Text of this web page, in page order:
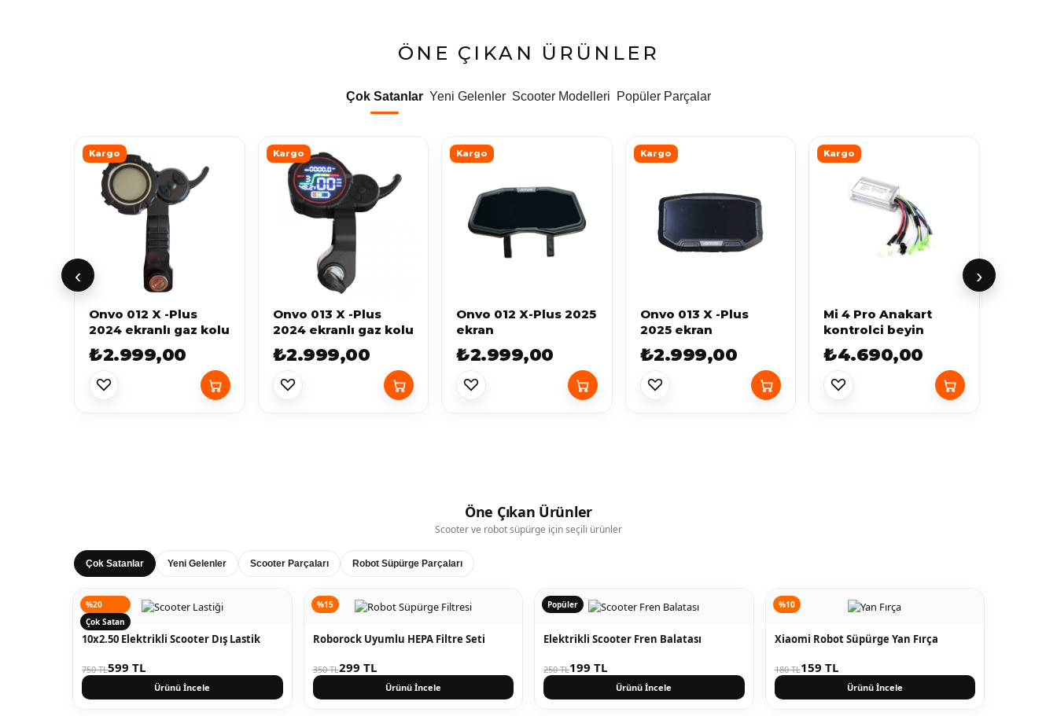
ÖNE ÇIKAN ÜRÜNLER
Çok Satanlar Yeni Gelenler Scooter Modelleri Popüler Parçalar
‹
Kargo
Onvo 012 X -Plus
2024 ekranlı gaz kolu
₺2.999,00
Kargo
Onvo 013 X -Plus
2024 ekranlı gaz kolu
₺2.999,00
Kargo
Onvo 012 X-Plus 2025
ekran
₺2.999,00
Kargo
Onvo 013 X -Plus
2025 ekran
₺2.999,00
Kargo
Mi 4 Pro Anakart
kontrolci beyin
₺4.690,00
›
Öne Çıkan Ürünler
Scooter ve robot süpürge için seçili ürünler
Çok Satanlar Yeni Gelenler Scooter Parçaları Robot Süpürge Parçaları
%20
Çok Satan
10x2.50 Elektrikli Scooter Dış Lastik
750 TL599 TL
Ürünü İncele
%15
Roborock Uyumlu HEPA Filtre Seti
350 TL299 TL
Ürünü İncele
Popüler
Elektrikli Scooter Fren Balatası
250 TL199 TL
Ürünü İncele
%10
Xiaomi Robot Süpürge Yan Fırça
180 TL159 TL
Ürünü İncele